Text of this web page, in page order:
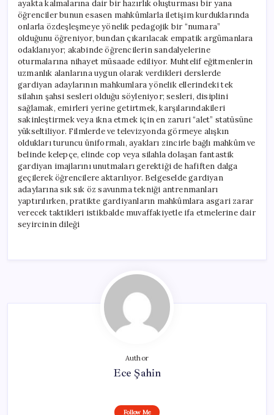
ayakta kalmalarına dair bir hazırlık oluşturması bir yana
öğrenciler bunun esasen mahkûmlarla iletişim kurduklarında
onlarla özdeşleşmeye yönelik pedagojik bir “numara”
olduğunu öğreniyor, bundan çıkarılacak empatik argümanlara
odaklanıyor; akabinde öğrencilerin sandalyelerine
oturmalarına nihayet müsaade ediliyor. Muhtelif eğitmenlerin
uzmanlık alanlarına uygun olarak verdikleri derslerde
gardiyan adaylarının mahkumlara yönelik ellerindeki tek
silahın şahsi sesleri olduğu söyleniyor; sesleri, disiplini
sağlamak, emirleri yerine getirtmek, karşılarındakileri
sakinleştirmek veya ikna etmek için en zaruri “alet” statüsüne
yükseltiliyor. Filmlerde ve televizyonda görmeye alışkın
oldukları turuncu üniformalı, ayakları zincirle bağlı mahkûm ve
belinde kelepçe, elinde cop veya silahla dolaşan fantastik
gardiyan imajlarını unutmaları gerektiği de hafiften dalga
geçilerek öğrencilere aktarılıyor. Belgeselde gardiyan
adaylarına sık sık öz savunma tekniği antrenmanları
yaptırılırken, pratikte gardiyanların mahkûmlara asgari zarar
verecek taktikleri istikbalde muvaffakiyetle ifa etmelerine dair
seyircinin dileği
Author
Ece Şahin
Follow Me